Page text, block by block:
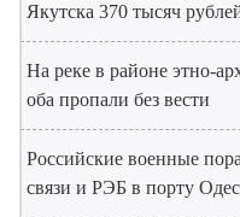
Якутска 370 тысяч
На реке в районе этно-
оба пропали без вести
Российские военные
связи и РЭБ в порту